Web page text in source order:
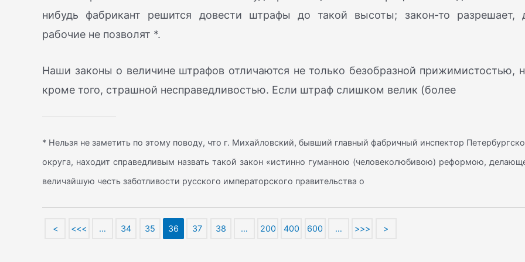
нибудь фабрикант решится довести штрафы до такой высоты; закон-то разрешает,
рабочие не позволят *.
Наши законы о величине штрафов отличаются не только безобразной прижимистостью,
кроме того, страшной несправедливостью. Если штраф слишком велик (более
* Нельзя не заметить по этому поводу, что г. Михайловский, бывший главный фабричный инспектор
округа, находит справедливым назвать такой закон «истинно гуманною (человеколюбивою) реформою,
величайшую честь заботливости русского императорского правительства о
< <<< … 34 35 36 37 38 … 200 400 600 … >>> >